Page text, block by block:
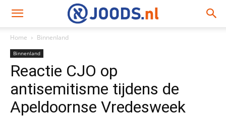
Home Binnenland
Binnenland
Reactie CJO op
antisemitisme tijdens de
Apeldoornse Vredesweek